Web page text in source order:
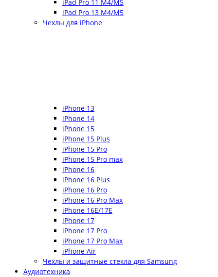
iPad Pro 11 M4/M5
iPad Pro 13 M4/M5
Чехлы для iPhone
iPhone 13
iPhone 14
iPhone 15
iPhone 15 Plus
iPhone 15 Pro
iPhone 15 Pro max
iPhone 16
iPhone 16 Plus
iPhone 16 Pro
iPhone 16 Pro Max
iPhone 16E/17E
iPhone 17
iPhone 17 Pro
iPhone 17 Pro Max
iPhone Air
Чехлы и защитные стекла для Samsung
Аудиотехника